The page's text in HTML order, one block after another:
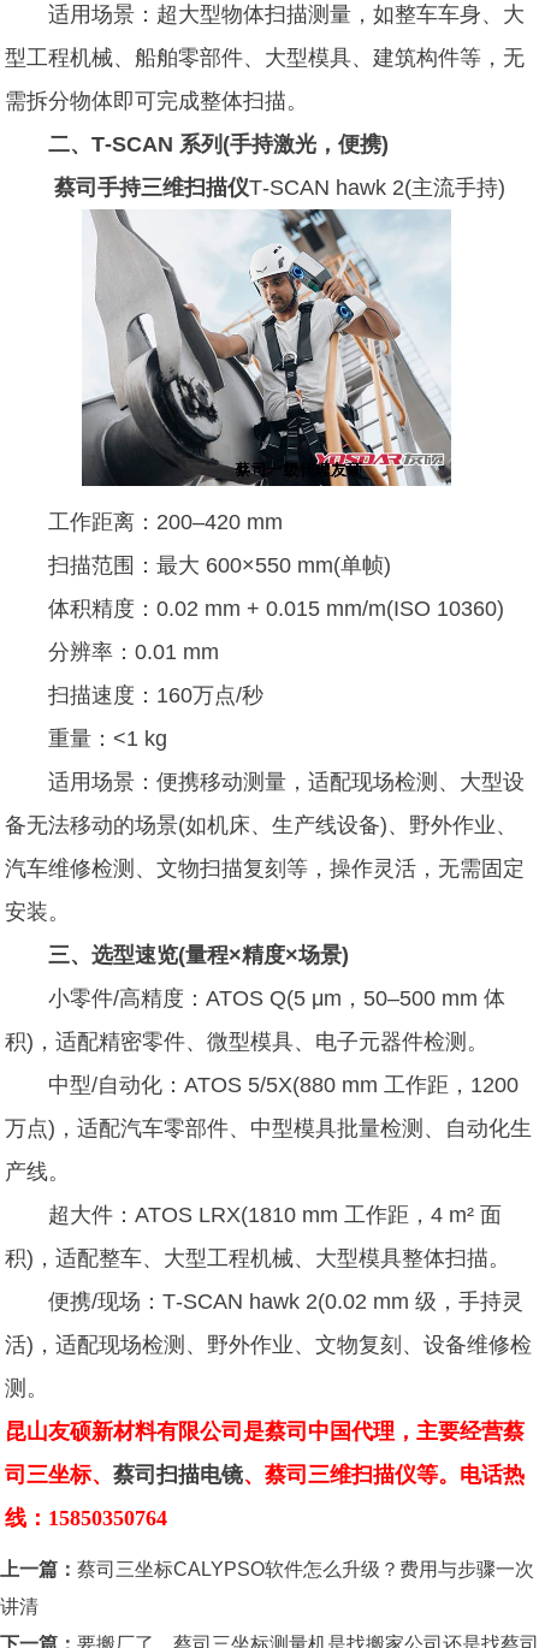
适用场景：超大型物体扫描测量，如整车车身、大
型工程机械、船舶零部件、大型模具、建筑构件等，无
需拆分物体即可完成整体扫描。
二、T‑SCAN 系列(手持激光，便携)
蔡司手持三维扫描仪T‑SCAN hawk 2(主流手持)
工作距离：200–420 mm
扫描范围：最大 600×550 mm(单帧)
体积精度：0.02 mm + 0.015 mm/m(ISO 10360)
分辨率：0.01 mm
扫描速度：160万点/秒
重量：<1 kg
适用场景：便携移动测量，适配现场检测、大型设
备无法移动的场景(如机床、生产线设备)、野外作业、
汽车维修检测、文物扫描复刻等，操作灵活，无需固定
安装。
三、选型速览(量程×精度×场景)
小零件/高精度：ATOS Q(5 μm，50–500 mm 体
积)，适配精密零件、微型模具、电子元器件检测。
中型/自动化：ATOS 5/5X(880 mm 工作距，1200
万点)，适配汽车零部件、中型模具批量检测、自动化生
产线。
超大件：ATOS LRX(1810 mm 工作距，4 m² 面
积)，适配整车、大型工程机械、大型模具整体扫描。
便携/现场：T‑SCAN hawk 2(0.02 mm 级，手持灵
活)，适配现场检测、野外作业、文物复刻、设备维修检
测。
昆山友硕新材料有限公司是蔡司中国代理，主要经营蔡
司三坐标、蔡司扫描电镜、蔡司三维扫描仪等。电话热
线：15850350764
上一篇： 蔡司三坐标CALYPSO软件怎么升级？费用与步骤一次
讲清